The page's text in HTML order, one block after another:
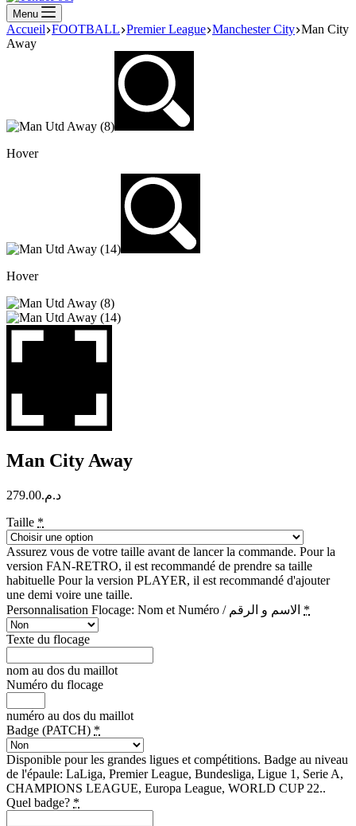
Menu
Accueil FOOTBALL Premier League Manchester City Man City
Away
Hover
Hover
Man City Away
د.م.279.00
Taille *
Assurez vous de votre taille avant de lancer la commande. Pour la
version FAN-RETRO, il est recommandé de prendre sa taille
habituelle Pour la version PLAYER, il est recommandé d'ajouter
une demi voire une taille.
Personnalisation Flocage: Nom et Numéro / الاسم و الرقم *
Texte du flocage
nom au dos du maillot
Numéro du flocage
numéro au dos du maillot
Badge (PATCH) *
Disponible pour les grandes ligues et compétitions. Badge au niveau
de l'épaule: LaLiga, Premier League, Bundesliga, Ligue 1, Serie A,
CHAMPIONS LEAGUE, Europa League, WORLD CUP 22..
Quel badge? *